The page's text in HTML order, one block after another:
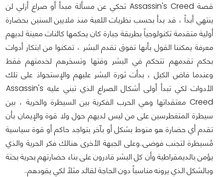
قصة Assassin's Creed تحكي عن مسألة مبدأ أو صراع أزلي لن
ينتهي أبداً ، قد بدأ بحسب نظريات اللعبة منذ ملايين السنين بحضارة
أولية متقدمة تكنولوجياً بطريقة جبارة كان يحكمها كائنات معينة لديهم
معرفة يمكننا القول بأنها تفوق تقدم البشر ، تمكنوا من ابتكار أدوات
بحكم تقدمهم تتحكم في البشر وقتها وتسخرهم لخدمتهم فقط
وعندما فاض الكيل ، بدأت ثورة البشر عليهم والإستحواذ على تلك
الأدوات لكي تبدأ أولى أشكال الصراع الذي تبني عليه Assassin's
Creed معتقداتها وهي الحرب الفكرية بين السيطرة والحرية ، بين
سيطرة المتغطرسين على من ليس لديهم حول ولا قوة والإيمان بأن
تقدم أي حضارة هو منوط بشكل أو بآخر بتواجد حاكم أو قوة سياسية
مُسيطرة لتجنب فوضى..وعلى الجبهة الأخرى هنالك فكر الحرية والذي
يؤمن بالديمقراطية وأن كل البشر قادرون على بناء حضارتهم بحرية بحتة
وبالشكل الذي يرونه مناسباً دون الحاجة لقائد مثلاً لكي يقودهم..